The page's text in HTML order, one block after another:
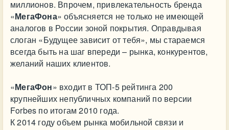
миллионов. Впрочем, привлекательность бренда
«МегаФона» объясняется не только не имеющей
аналогов в России зоной покрытия. Оправдывая
слоган «Будущее зависит от тебя», мы стараемся
всегда быть на шаг впереди – рынка, конкурентов,
желаний наших клиентов.
«МегаФон» входит в ТОП-5 рейтинга 200
крупнейших непубличных компаний по версии
Forbes по итогам 2010 года.
К 2014 году объем рынка мобильной связи и